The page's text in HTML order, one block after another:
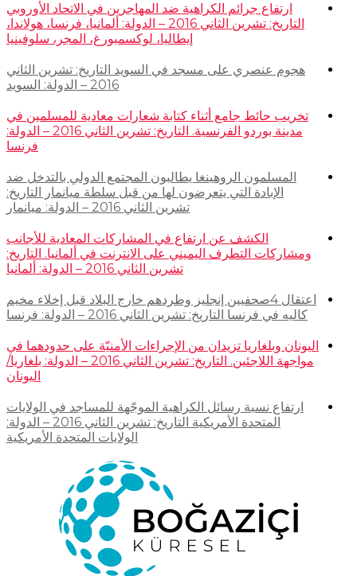
ارتفاع جرائم الكراهية ضد المهاجرين في الاتحاد الأوروبي
التاريخ: تشرين الثاني 2016 – الدولة: ألمانيا، فرنسا، هولاندا،
إيطاليا، لوكسمبورغ، المجر، سلوفينيا
هجوم عنصري على مسجد في السويد التاريخ: تشرين الثاني
2016 – الدولة: السويد
تخريب حائط جامع أثناء كتابة شعارات معادية للمسلمين في
مدينة بوردو الفرنسية. التاريخ: تشرين الثاني 2016 – الدولة:
فرنسا
المسلمون الروهينغا يطالبون المجتمع الدولي بالتدخل ضد
الإبادة التي يتعرضون لها من قبل سلطة ميانمار التاريخ:
تشرين الثاني 2016 – الدولة: ميانمار
الكشف عن ارتفاع في المشاركات المعادية للأجانب
ومشاركات التطرف اليميني على الانترنت في ألمانيا. التاريخ:
تشرين الثاني 2016 – الدولة: ألمانيا
اعتقال 4صحفيين إنجليز وطردهم خارج البلاد قبل إخلاء مخيم
كاليه في فرنسا التاريخ: تشرين الثاني 2016 – الدولة: فرنسا
اليونان وبلغاريا تزيدان من الإجراءات الأمنيّة على حدودهما في
مواجهة اللاجئين. التاريخ: تشرين الثاني 2016 – الدولة: بلغاريا/
اليونان
ارتفاع نسبة رسائل الكراهية الموجّهة للمساجد في الولايات
المتحدة الأمريكية التاريخ: تشرين الثاني 2016 – الدولة:
الولايات المتحدة الأمريكية